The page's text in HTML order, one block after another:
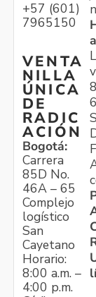
+57 (601)
7965150
VENTA
NILLA
ÚNICA
DE
RADIC
ACIÓN
Bogotá:
Carrera
85D No.
46A – 65
Complejo
logístico
San
Cayetano
Horario:
8:00 a.m. –
4:00 p.m.